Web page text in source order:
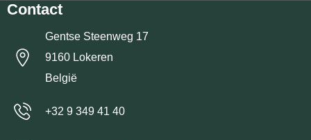
Contact
Gentse Steenweg 17
9160 Lokeren
België
+32 9 349 41 40